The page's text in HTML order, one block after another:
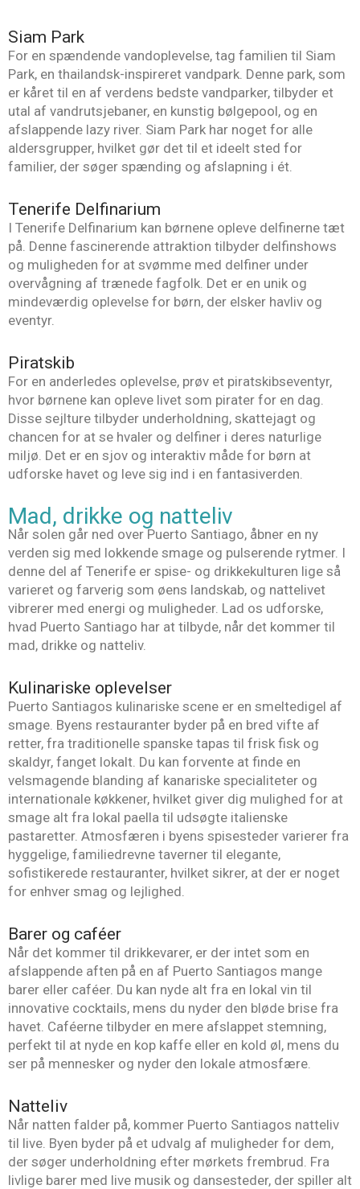
Siam Park
For en spændende vandoplevelse, tag familien til Siam
Park, en thailandsk-inspireret vandpark. Denne park, som
er kåret til en af verdens bedste vandparker, tilbyder et
utal af vandrutsjebaner, en kunstig bølgepool, og en
afslappende lazy river. Siam Park har noget for alle
aldersgrupper, hvilket gør det til et ideelt sted for
familier, der søger spænding og afslapning i ét.
Tenerife Delfinarium
I Tenerife Delfinarium kan børnene opleve delfinerne tæt
på. Denne fascinerende attraktion tilbyder delfinshows
og muligheden for at svømme med delfiner under
overvågning af trænede fagfolk. Det er en unik og
mindeværdig oplevelse for børn, der elsker havliv og
eventyr.
Piratskib
For en anderledes oplevelse, prøv et piratskibseventyr,
hvor børnene kan opleve livet som pirater for en dag.
Disse sejlture tilbyder underholdning, skattejagt og
chancen for at se hvaler og delfiner i deres naturlige
miljø. Det er en sjov og interaktiv måde for børn at
udforske havet og leve sig ind i en fantasiverden.
Mad, drikke og natteliv
Når solen går ned over Puerto Santiago, åbner en ny
verden sig med lokkende smage og pulserende rytmer. I
denne del af Tenerife er spise- og drikkekulturen lige så
varieret og farverig som øens landskab, og nattelivet
vibrerer med energi og muligheder. Lad os udforske,
hvad Puerto Santiago har at tilbyde, når det kommer til
mad, drikke og natteliv.
Kulinariske oplevelser
Puerto Santiagos kulinariske scene er en smeltedigel af
smage. Byens restauranter byder på en bred vifte af
retter, fra traditionelle spanske tapas til frisk fisk og
skaldyr, fanget lokalt. Du kan forvente at finde en
velsmagende blanding af kanariske specialiteter og
internationale køkkener, hvilket giver dig mulighed for at
smage alt fra lokal paella til udsøgte italienske
pastaretter. Atmosfæren i byens spisesteder varierer fra
hyggelige, familiedrevne taverner til elegante,
sofistikerede restauranter, hvilket sikrer, at der er noget
for enhver smag og lejlighed.
Barer og caféer
Når det kommer til drikkevarer, er der intet som en
afslappende aften på en af Puerto Santiagos mange
barer eller caféer. Du kan nyde alt fra en lokal vin til
innovative cocktails, mens du nyder den bløde brise fra
havet. Caféerne tilbyder en mere afslappet stemning,
perfekt til at nyde en kop kaffe eller en kold øl, mens du
ser på mennesker og nyder den lokale atmosfære.
Natteliv
Når natten falder på, kommer Puerto Santiagos natteliv
til live. Byen byder på et udvalg af muligheder for dem,
der søger underholdning efter mørkets frembrud. Fra
livlige barer med live musik og dansesteder, der spiller alt